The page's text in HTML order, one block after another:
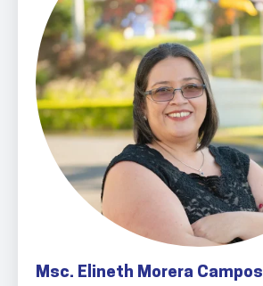
Msc. Elineth Morera Campos